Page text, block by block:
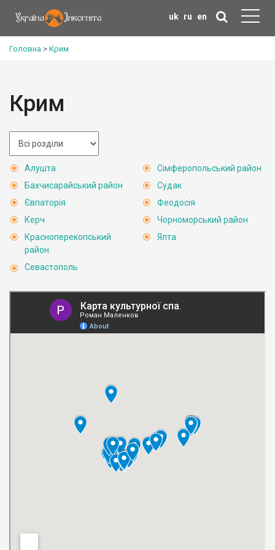
uk ru en
Головна > Крим
Крим
Алушта
Бахчисарайський район
Євпаторія
Керч
Красноперекопський
район
Севастополь
Сімферопольський район
Судак
Феодосія
Чорноморський район
Ялта